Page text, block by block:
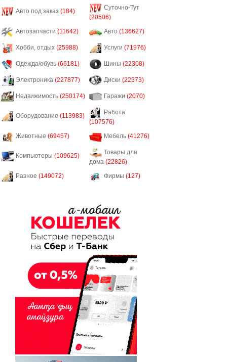
Авто под заказ (184)
Суточно-Тут
(20506)
Автозапчасти (11642) Авто (136627)
Хобби, отдых (25988) Услуги (71976)
Одежда/обувь (66181) Шины (22308)
Электроника (227877) Диски (22373)
Недвижимость (250174) Гаражи (2070)
Оборудование (113983)
Работа
(107576)
Животные (69457) Мебель (41276)
Компьютеры (109625)
Товары для
дома (22826)
Разное (149072) Фирмы (127)